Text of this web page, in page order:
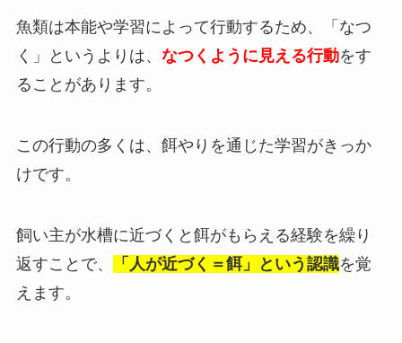
魚類は本能や学習によって行動するため、「なつ
く」というよりは、 なつくように見える行動をす
ることがあります。
この行動の多くは、餌やりを通じた学習がきっか
けです。
飼い主が水槽に近づくと餌がもらえる経験を繰り
返すことで、
「人が近づく＝餌」という認識を覚
えます。